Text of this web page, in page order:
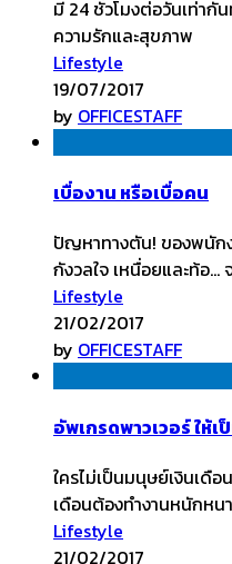
มี 24 ชั่วโมงต่อวันเท่ากั
ความรักและสุขภาพ
Lifestyle
19/07/2017
by OFFICESTAFF
เบื่องาน หรือเบื่อคน
ปัญหาทางตัน! ของพนัก
กังวลใจ เหนื่อยและท้อ…
Lifestyle
21/02/2017
by OFFICESTAFF
อัพเกรดพาวเวอร์ ให้
ใครไม่เป็นมนุษย์เงินเดือ
เดือนต้องทำงานหนักห
Lifestyle
21/02/2017